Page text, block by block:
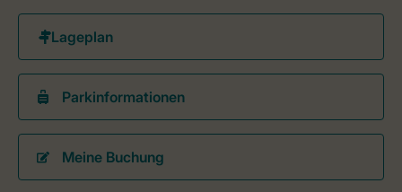
Parkinformationen
Meine Buchung